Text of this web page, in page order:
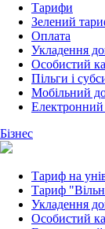
Тарифи
Зелений
Оплата
Укладення
Особистий
Пільги і
Мобільний
Електронний
Бізнес
Тариф на
Тариф
Укладення
Особистий